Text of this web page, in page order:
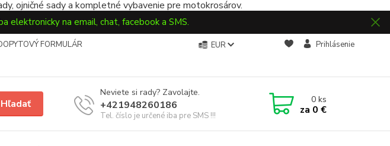
ojničné sady a kompletné vybavenie pre motokrosárov.
elektronicky na email, chat, facebook a SMS.
FORMULÁR
EUR Prihlásenie
Hľadať
Neviete si rady? Zavolajte.
+421948260186
Tel. číslo je určené iba pre SMS !!!
0ks
za 0 €